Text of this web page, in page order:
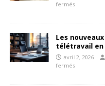
fermés
Les
télétravail en
avril 2, 2026
fermés